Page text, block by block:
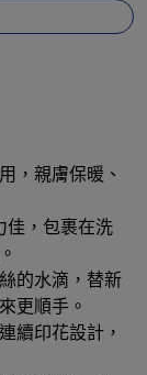
，親膚保暖、
佳，包裹在洗
的水滴，替新
更順手。
續印花設計，